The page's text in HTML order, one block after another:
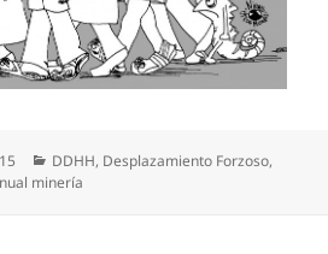
Categorías
DDHH, Desplazamiento Forzoso,
minería